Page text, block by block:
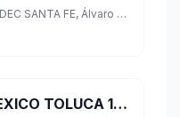
AV. VASCO DE QUIROGA 200, ZEDEC SANTA FE, Álvaro Obregón, Ciudad de México
ATM en CARRETERA MEXICO TOLUCA 1375